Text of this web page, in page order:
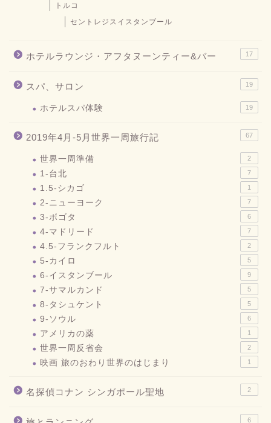
トルコ
セントレジスイスタンブール
ホテルラウンジ・アフタヌーンティー&バー 17
スパ、サロン 19
ホテルスパ体験 19
2019年4月-5月世界一周旅行記 67
世界一周準備 2
1-台北 7
1.5-シカゴ 1
2-ニューヨーク 7
3-ボゴタ 6
4-マドリード 7
4.5-フランクフルト 2
5-カイロ 5
6-イスタンブール 9
7-サマルカンド 5
8-タシュケント 5
9-ソウル 6
アメリカの薬 1
世界一周反省会 2
映画 旅のおわり世界のはじまり 1
名探偵コナン シンガポール聖地 2
6